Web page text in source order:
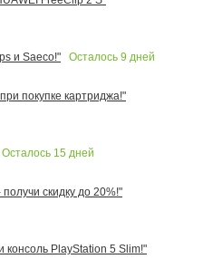
и Saeco!"
Осталось 9 дней
покупке картриджа!"
Осталось 15 дней
скидку до 20%!"
консоль PlayStation 5 Slim!"